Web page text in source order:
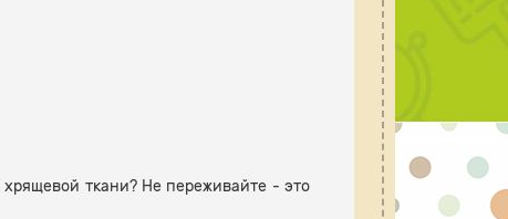
ткани? Не переживайте - это